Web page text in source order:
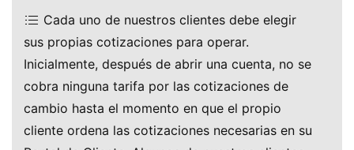
Cada uno de nuestros clientes debe elegir
sus propias cotizaciones para operar.
Inicialmente, después de abrir una cuenta, no se
cobra ninguna tarifa por las cotizaciones de
cambio hasta el momento en que el propio
cliente ordena las cotizaciones necesarias en su